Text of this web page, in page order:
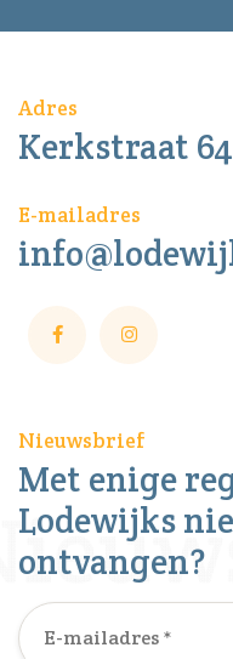
Adres
Kerkstraat
E-mailadres
Nieuwsbrief
Met enige
Lodewijks
ontvangen?